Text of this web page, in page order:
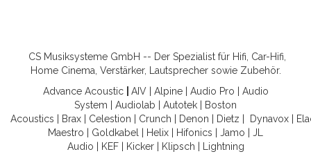
CS Musiksysteme GmbH -- Der Spezialist für Hifi, Car-Hifi,
Home Cinema, Verstärker, Lautsprecher sowie Zubehör.
Advance Acoustic
AIV| Alpine| Audio Pro
Audio
System
Audiolab Autotek
Boston
Acoustics
Brax Celestion Crunch Denon Dietz Dynavox
Maestro
Goldkabel Helix Hifonics Jamo
JL
Audio
KEF| Kicker| Klipsch
Lightning